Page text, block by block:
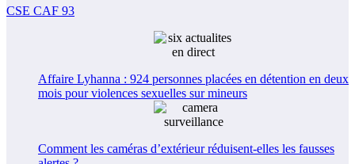
CSE CAF 93
Affaire Lyhanna : 924 personnes placées en détention en deux
mois pour violences sexuelles sur mineurs
Comment les caméras d’extérieur réduisent-elles les fausses